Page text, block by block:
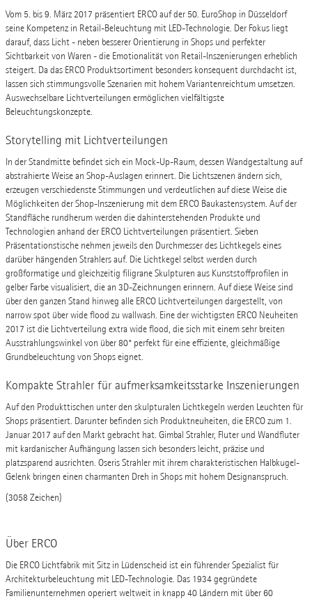
Vom 5. bis 9. März 2017 präsentiert ERCO auf der 50. EuroShop in Düsseldorf
seine Kompetenz in Retail-Beleuchtung mit LED-Technologie. Der Fokus liegt
darauf, dass Licht - neben besserer Orientierung in Shops und perfekter
Sichtbarkeit von Waren - die Emotionalität von Retail-Inszenierungen erheblich
steigert. Da das ERCO Produktsortiment besonders konsequent durchdacht ist,
lassen sich stimmungsvolle Szenarien mit hohem Variantenreichtum umsetzen.
Auswechselbare Lichtverteilungen ermöglichen vielfältigste
Beleuchtungskonzepte.
Storytelling mit Lichtverteilungen
In der Standmitte befindet sich ein Mock-Up-Raum, dessen Wandgestaltung auf
abstrahierte Weise an Shop-Auslagen erinnert. Die Lichtszenen ändern sich,
erzeugen verschiedenste Stimmungen und verdeutlichen auf diese Weise die
Möglichkeiten der Shop-Inszenierung mit dem ERCO Baukastensystem. Auf der
Standfläche rundherum werden die dahinterstehenden Produkte und
Technologien anhand der ERCO Lichtverteilungen präsentiert. Sieben
Präsentationstische nehmen jeweils den Durchmesser des Lichtkegels eines
darüber hängenden Strahlers auf. Die Lichtkegel selbst werden durch
großformatige und gleichzeitig filigrane Skulpturen aus Kunststoffprofilen in
gelber Farbe visualisiert, die an 3D-Zeichnungen erinnern. Auf diese Weise sind
über den ganzen Stand hinweg alle ERCO Lichtverteilungen dargestellt, von
narrow spot über wide flood zu wallwash. Eine der wichtigsten ERCO Neuheiten
2017 ist die Lichtverteilung extra wide flood, die sich mit einem sehr breiten
Ausstrahlungswinkel von über 80° perfekt für eine effiziente, gleichmäßige
Grundbeleuchtung von Shops eignet.
Kompakte Strahler für aufmerksamkeitsstarke Inszenierungen
Auf den Produkttischen unter den skulpturalen Lichtkegeln werden Leuchten für
Shops präsentiert. Darunter befinden sich Produktneuheiten, die ERCO zum 1.
Januar 2017 auf den Markt gebracht hat. Gimbal Strahler, Fluter und Wandfluter
mit kardanischer Aufhängung lassen sich besonders leicht, präzise und
platzsparend ausrichten. Oseris Strahler mit ihrem charakteristischen Halbkugel-
Gelenk bringen einen charmanten Dreh in Shops mit hohem Designanspruch.
(3058 Zeichen)
Über ERCO
Die ERCO Lichtfabrik mit Sitz in Lüdenscheid ist ein führender Spezialist für
Architekturbeleuchtung mit LED-Technologie. Das 1934 gegründete
Familienunternehmen operiert weltweit in knapp 40 Ländern mit über 60